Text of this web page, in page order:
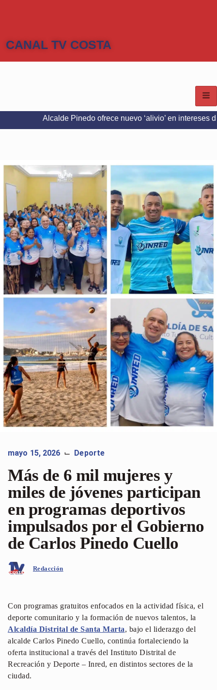
CANAL TV COSTA
Pinedo ofrece nuevo ‘alivio’ en intereses del Predial e
mayo 15, 2026 ⌙ Deporte
Más de 6 mil mujeres y
miles de jóvenes participan
en programas deportivos
impulsados por el Gobierno
de Carlos Pinedo Cuello
Redacción
Con programas gratuitos enfocados en la actividad física, el
deporte comunitario y la formación de nuevos talentos, la
Alcaldía Distrital de Santa Marta, bajo el liderazgo del
alcalde Carlos Pinedo Cuello, continúa fortaleciendo la
oferta institucional a través del Instituto Distrital de
Recreación y Deporte – Inred, en distintos sectores de la
ciudad.